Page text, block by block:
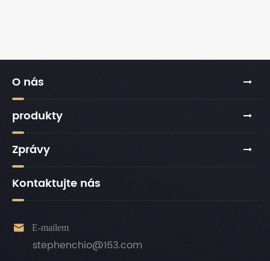
O nás
produkty
Zprávy
Kontaktujte nás
 E-mailem
stephenchio@163.com